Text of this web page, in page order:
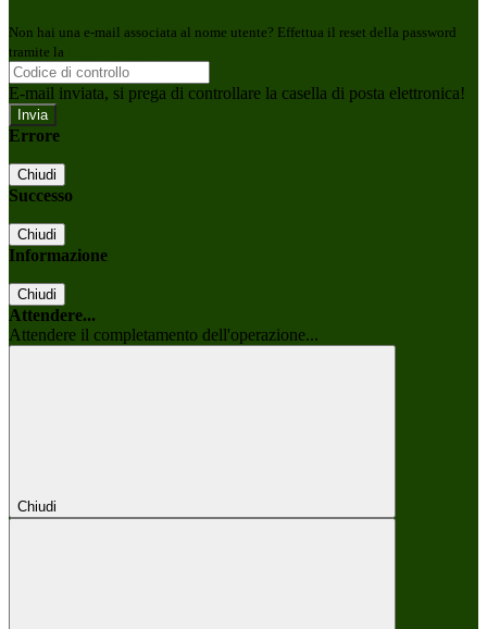
Non hai una e-mail associata al nome utente? Effettua il reset della password
tramite la
E-mail inviata, si prega di controllare la casella di posta elettronica!
Errore
Chiudi
Successo
Chiudi
Informazione
Chiudi
Attendere...
Attendere il completamento dell'operazione...
Chiudi